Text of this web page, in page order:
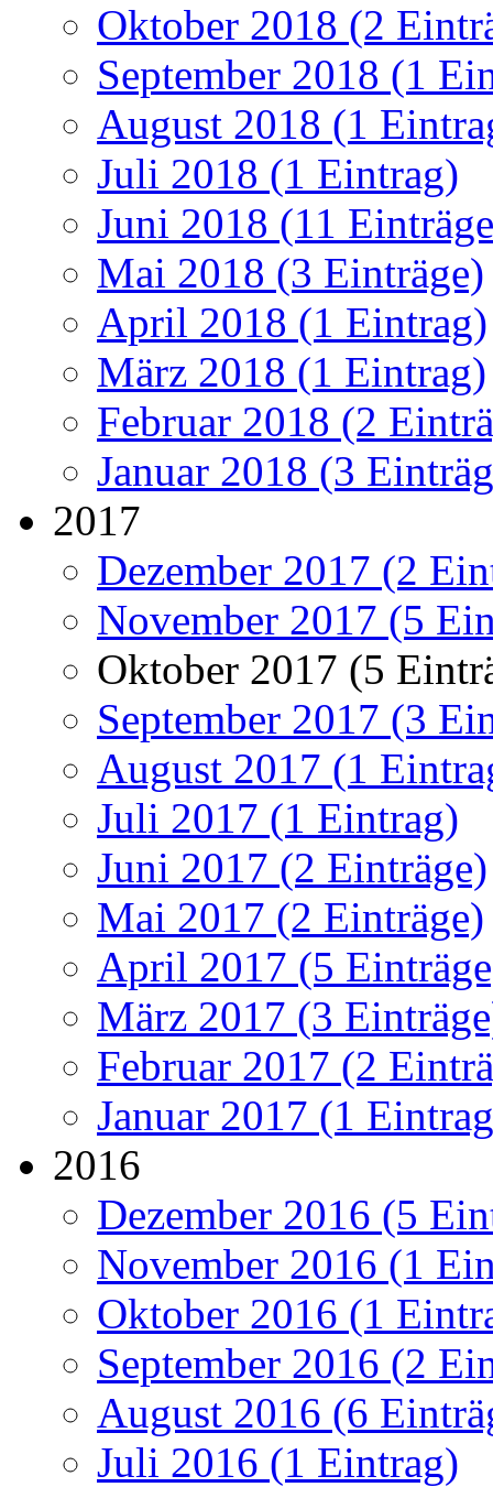
Oktober 2018 (2
September 2018 (1
August 2018 (1
Juli 2018 (1 Eintrag)
Juni 2018 (11
Mai 2018 (3 Einträge)
April 2018 (1 Eintrag)
März 2018 (1 Eintrag)
Februar 2018 (2
Januar 2018 (3
2017
Dezember 2017 (2
November 2017 (5
Oktober 2017 (5
September 2017 (3
August 2017 (1
Juli 2017 (1 Eintrag)
Juni 2017 (2 Einträge)
Mai 2017 (2 Einträge)
April 2017 (5
März 2017 (3
Februar 2017 (2
Januar 2017 (1
2016
Dezember 2016 (5
November 2016 (1
Oktober 2016 (1
September 2016 (2
August 2016 (6
Juli 2016 (1 Eintrag)